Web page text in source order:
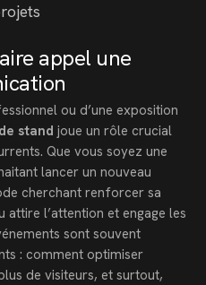
appel une
ou d’une exposition
stand joue un rôle crucial
Que vous soyez une
lancer un nouveau
cherchant renforcer sa
attire l’attention et engage les
sont souvent
: comment optimiser
de visiteurs, et surtout,